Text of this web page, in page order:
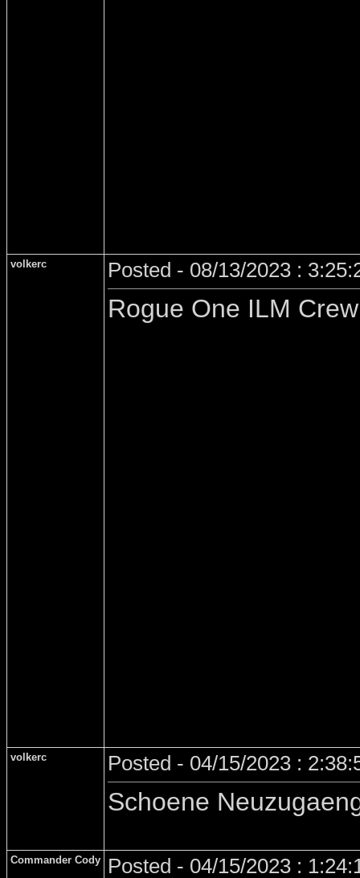
volkerc Posted - 08/13/2023 :
Rogue One ILM
volkerc Posted - 04/15/2023 :
Schoene
Commander Cody Posted - 04/15/2023 :